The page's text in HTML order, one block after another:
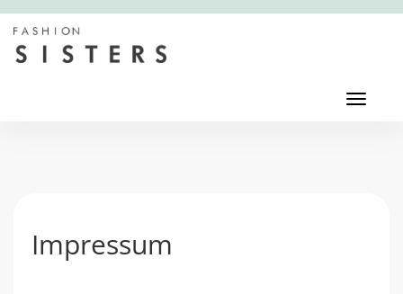
Toggle
Impressum